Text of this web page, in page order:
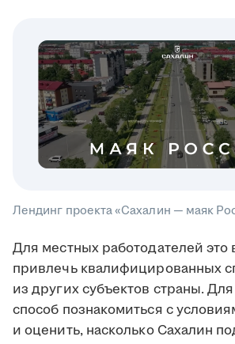
Лендинг проекта «Сахалин — маяк
Для местных работодателей это
привлечь квалифицированных
из других субъектов страны.
способ познакомиться с
и оценить, насколько Сахалин